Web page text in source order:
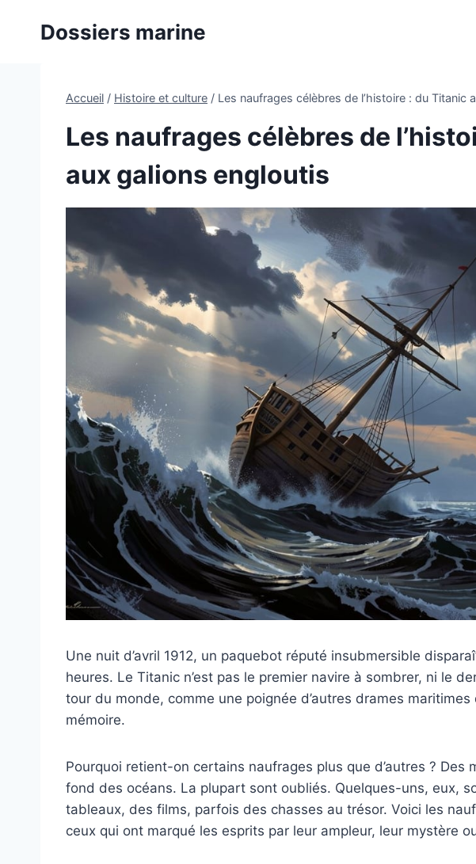
Dossiers marine
Accueil / Histoire et culture / Les naufrages célèbres de l’histoire : du Titanic
Les naufrages célèbres de
aux galions engloutis
Une nuit d’avril 1912, un paquebot réputé insubmersible
heures. Le Titanic n’est pas le premier navire à sombrer, ni le
tour du monde, comme une poignée d’autres drames
mémoire.
Pourquoi retient-on certains naufrages plus que d’autres ? Des
fond des océans. La plupart sont oubliés. Quelques-uns, eux,
tableaux, des films, parfois des chasses au trésor. Voici les
ceux qui ont marqué les esprits par leur ampleur, leur mystère